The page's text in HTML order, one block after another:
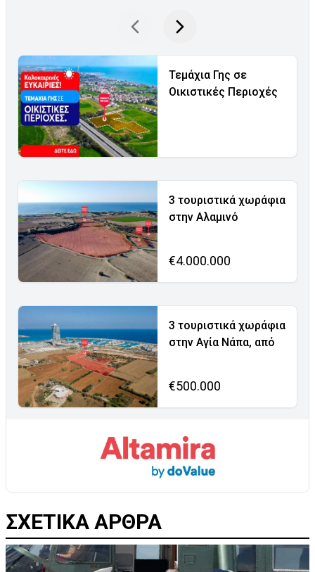
Τεμάχια Γης σε
Οικιστικές Περιοχές
3 τουριστικά χωράφια
στην Αλαμινό
€4.000.000
3 τουριστικά χωράφια
στην Αγία Νάπα, από
€500.000
ΣΧΕΤΙΚΑ ΑΡΘΡΑ